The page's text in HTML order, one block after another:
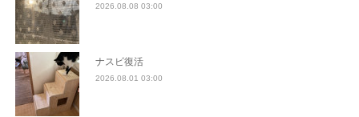
2026.08.08 03:00
ナスビ復活
2026.08.01 03:00